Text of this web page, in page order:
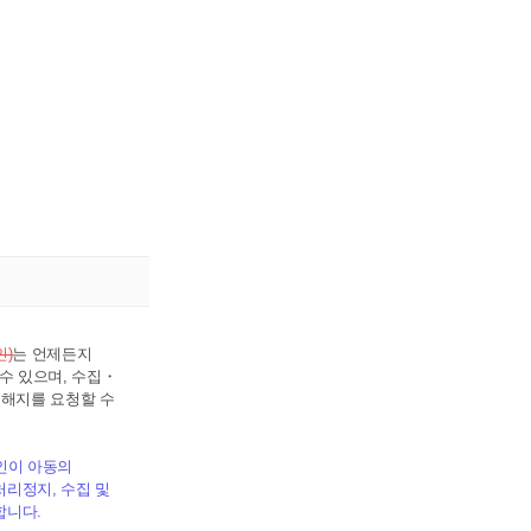
)는 언제든지
있으며, 수집・
지를 요청할 수
이 아동의
리정지, 수집 및
니다.